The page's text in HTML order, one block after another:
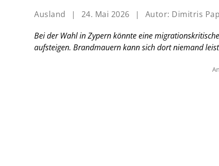
Ausland | 24. Mai 2026 | Autor: Dimitris
Bei der Wahl in Zypern könnte eine
aufsteigen. Brandmauern kann sich dort niemand